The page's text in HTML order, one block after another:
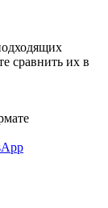
сравнить их в